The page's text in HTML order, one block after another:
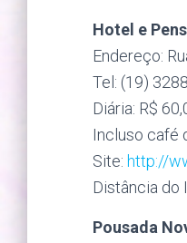
Hotel e
Endereço:
Tel: (19)
Diária: R$
Incluso café
Site: http://
Distância do
Pousada